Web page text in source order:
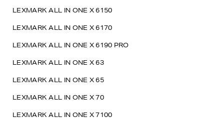
LEXMARK ALL IN ONE X 6150
LEXMARK ALL IN ONE X 6170
LEXMARK ALL IN ONE X 6190 PRO
LEXMARK ALL IN ONE X 63
LEXMARK ALL IN ONE X 65
LEXMARK ALL IN ONE X 70
LEXMARK ALL IN ONE X 7100